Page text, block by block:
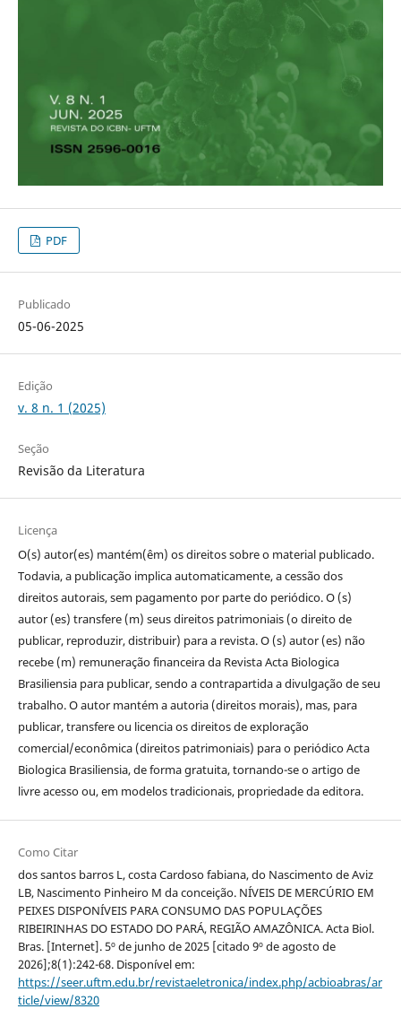
PDF
Publicado
05-06-2025
Edição
v. 8 n. 1 (2025)
Seção
Revisão da Literatura
Licença
O(s) autor(es) mantém(êm) os direitos sobre o material publicado.
Todavia, a publicação implica automaticamente, a cessão dos
direitos autorais, sem pagamento por parte do periódico. O (s)
autor (es) transfere (m) seus direitos patrimoniais (o direito de
publicar, reproduzir, distribuir) para a revista.O (s) autor (es) não
recebe (m) remuneração financeira da Revista Acta Biologica
Brasiliensia para publicar, sendo a contrapartida a divulgação de seu
trabalho.O autor mantém a autoria (direitos morais), mas, para
publicar, transfere ou licencia os direitos de exploração
comercial/econômica (direitos patrimoniais) para o periódico Acta
Biologica Brasiliensia, de forma gratuita, tornando-se o artigo de
livre acesso ou, em modelos tradicionais, propriedade da editora.
Como Citar
dos santos barros L, costa Cardoso fabiana, do Nascimento de Aviz
LB, Nascimento Pinheiro M da conceição. NÍVEIS DE MERCÚRIO EM
PEIXES DISPONÍVEIS PARA CONSUMO DAS POPULAÇÕES
RIBEIRINHAS DO ESTADO DO PARÁ, REGIÃO AMAZÔNICA. Acta Biol.
Bras. [Internet]. 5º de junho de 2025 [citado 9º de agosto de
2026];8(1):242-68. Disponível em:
https://seer.uftm.edu.br/revistaeletronica/index.php/acbioabras/ar
ticle/view/8320